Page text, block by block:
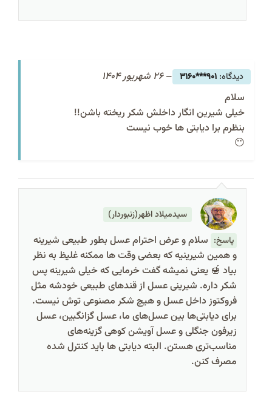
901***3160
– 26 شهریور 1404
سلام
خیلی شیرین انگار داخلش شکر ریخته باشن!!
بنظرم برا دیابتی ها خوب نیست
😶
سیدمیلاد اظهر(زنبوردار)
پاسخ: سلام و عرض احترام عسل بطور طبیعی شیرینه
و همین شیرینیه که بعضی وقت‌ ها ممکنه غلیظ به نظر
بیاد 🍯 یعنی نمیشه گفت خرمایی که خیلی شیرینه پس
شکر داره. شیرینی‌ عسل از قندهای طبیعی خودشه مثل
فروکتوز داخل عسل و هیچ شکر مصنوعی توش نیست.
برای دیابتی‌ها بین عسل‌های ما، عسل گزانگبین، عسل
زیرفون جنگلی و عسل آویشن کوهی گزینه‌های
مناسب‌تری هستن. البته دیابتی ها باید کنترل‌ شده
مصرف کنن.